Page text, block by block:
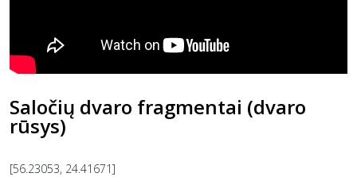
Saločių dvaro fragmentai (dvaro
rūsys)
[56.23053, 24.41671]